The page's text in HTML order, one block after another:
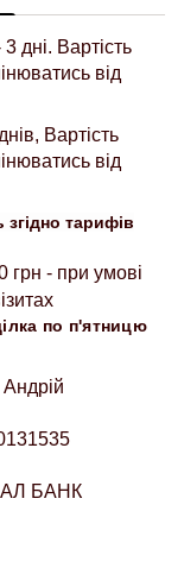
дні. Вартість
від
Вартість
від
тарифів
грн - при умові
по п'ятницю
БАНК